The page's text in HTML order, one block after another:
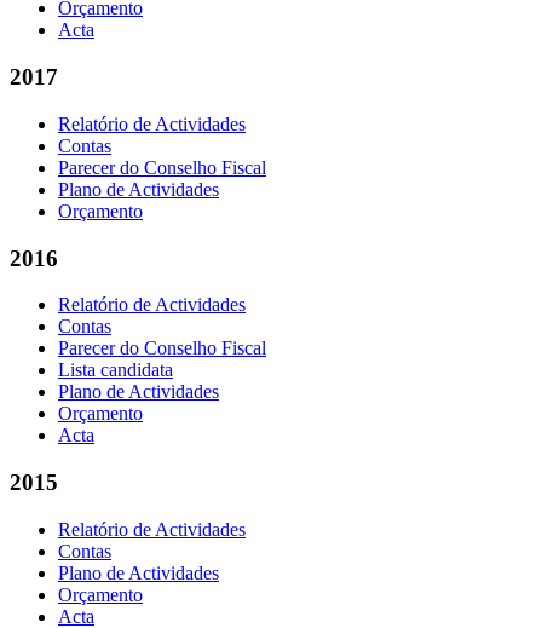
Orçamento
Acta
2017
Relatório de Actividades
Contas
Parecer do Conselho Fiscal
Plano de Actividades
Orçamento
2016
Relatório de Actividades
Contas
Parecer do Conselho Fiscal
Lista candidata
Plano de Actividades
Orçamento
Acta
2015
Relatório de Actividades
Contas
Plano de Actividades
Orçamento
Acta